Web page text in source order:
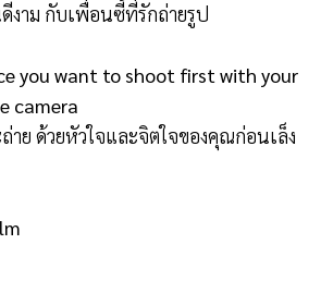
งาม กับเพื่อนซี้ที่รักถ่ายรูป
you want to shoot first with your
camera
าย ด้วยหัวใจและจิตใจของคุณก่อนเล็ง